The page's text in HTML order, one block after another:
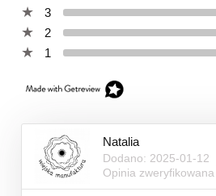
3
2
1
Natalia
Dodano: 2025-01-12
Opinia zweryfikowana